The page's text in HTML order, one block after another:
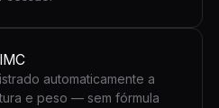
automaticamente a
e peso — sem fórmula